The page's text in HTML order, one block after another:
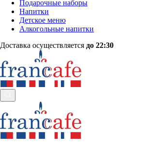
Подарочные наборы
Напитки
Детское меню
Алкогольные напитки
Доставка осуществляется до 22:30